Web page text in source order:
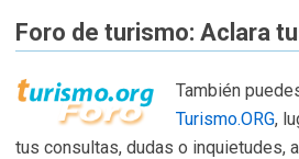
Foro de turismo: Aclara
También
Turismo.ORG,
tus consultas, dudas o inquietudes,